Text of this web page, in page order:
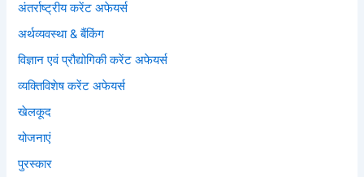
अंतर्राष्ट्रीय करेंट अफेयर्स
अर्थव्यवस्था & बैंकिंग
विज्ञान एवं प्रौद्योगिकी करेंट अफेयर्स
व्यक्तिविशेष करेंट अफेयर्स
खेलकूद
योजनाएं
पुरस्कार